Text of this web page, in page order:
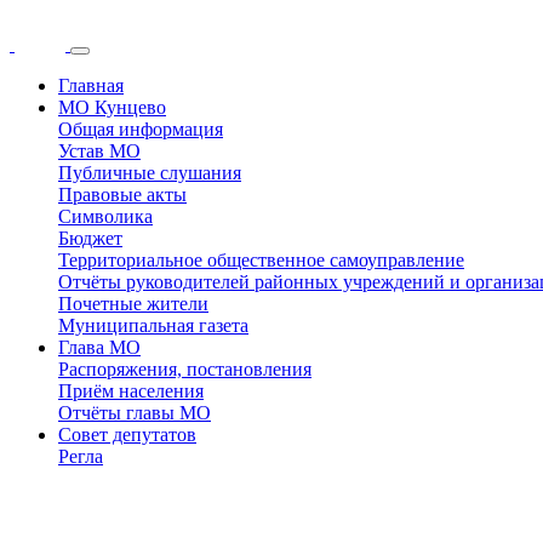
Главная
МО Кунцево
Общая информация
Устав МО
Публичные слушания
Правовые акты
Символика
Бюджет
Территориальное общественное самоуправление
Отчёты руководителей районных учреждений и
Почетные жители
Муниципальная газета
Глава МО
Распоряжения, постановления
Приём населения
Отчёты главы МО
Совет депутатов
Регла